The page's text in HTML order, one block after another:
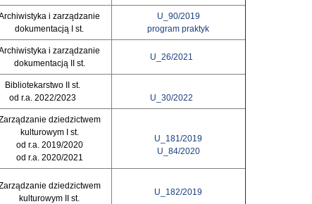
i zarządzanie
dokumentacją I st.
U_90/2019
program praktyk
i zarządzanie
dokumentacją II st.
U_26/2021
II st.
r.a. 2022/2023
U_30/2022
dziedzictwem
kulturowym I st.
od r.a. 2019/2020
od r.a. 2020/2021
U_181/2019
U_84/2020
dziedzictwem
kulturowym II st.
U_182/2019